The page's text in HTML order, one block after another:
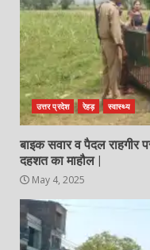
उत्तर प्रदेश रेहड़ स्वास्थ्य
बाइक सवार व पैदल राहगीर
दहशत का माहौल |
May 4, 2025